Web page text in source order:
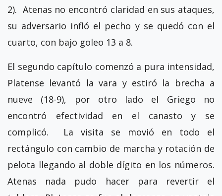
2). Atenas no encontró claridad en sus ataques,
su adversario infló el pecho y se quedó con el
cuarto, con bajo goleo 13 a 8.
El segundo capítulo comenzó a pura intensidad,
Platense levantó la vara y estiró la brecha a
nueve (18-9), por otro lado el Griego no
encontró efectividad en el canasto y se
complicó. La visita se movió en todo el
rectángulo con cambio de marcha y rotación de
pelota llegando al doble dígito en los números.
Atenas nada pudo hacer para revertir el